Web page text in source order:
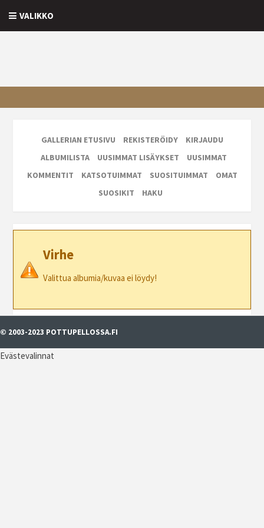
VALIKKO
GALLERIAN ETUSIVU REKISTERÖIDY
KIRJAUDU
ALBUMILISTA
UUSIMMAT LISÄYKSET
UUSIMMAT
KOMMENTIT
KATSOTUIMMAT SUOSITUIMMAT
OMAT
SUOSIKIT
HAKU
Virhe
Valittua albumia/kuvaa ei löydy!
© 2003-2023 POTTUPELLOSSA.FI
Evästevalinnat